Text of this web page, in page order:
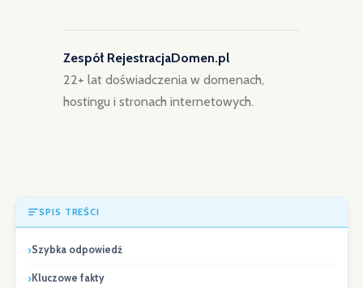
Zespół RejestracjaDomen.pl
22+ lat doświadczenia w domenach,
hostingu i stronach internetowych.
SPIS TREŚCI
Szybka odpowiedź
Kluczowe fakty